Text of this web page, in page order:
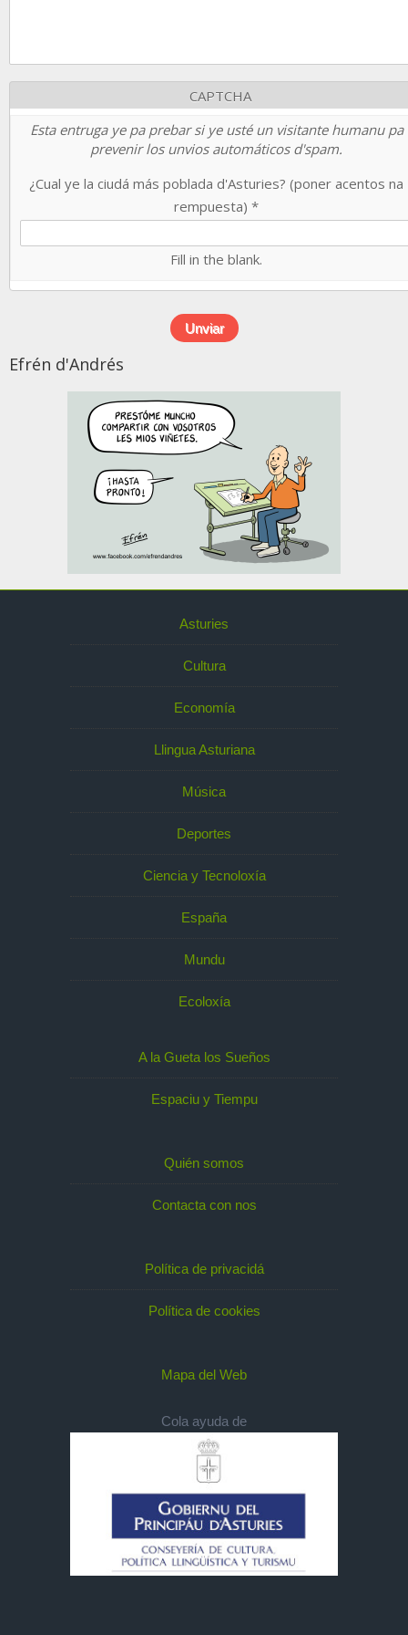
CAPTCHA
Esta entruga ye pa prebar si ye usté un visitante humanu pa
prevenir los unvios automáticos d'spam.
¿Cual ye la ciudá más poblada d'Asturies? (poner acentos na
rempuesta) *
Fill in the blank.
Efrén d'Andrés
Asturies
Cultura
Economía
Llingua Asturiana
Música
Deportes
Ciencia y Tecnoloxía
España
Mundu
Ecoloxía
A la Gueta los Sueños
Espaciu y Tiempu
Quién somos
Contacta con nos
Política de privacidá
Política de cookies
Mapa del Web
Cola ayuda de